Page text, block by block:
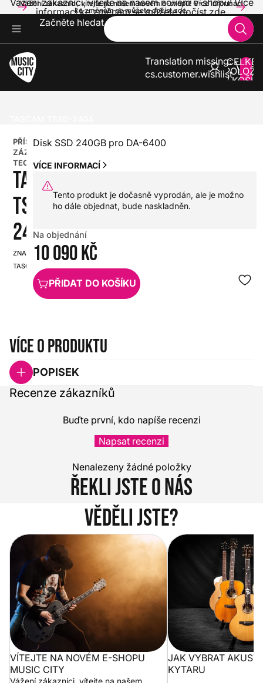
Vážení zákazníci, vítejte na našem novém e-shopu! Více informací
ke změnám se můžete dočíst zde.
Vážení zákazníci, vítejte na našem novém e-shopu! Více
informací ke změnám se můžete dočíst zde.
Začněte hledat
Translation missing:
cs.customer.wishlist
V
0
PŘÍSLUŠENSTVÍ
ZÁZNAMOVÉ
TECHNIKY
TASCAM
TSSD-
240A
ZNAČKA:
TASCAM
Disk SSD 240GB pro DA-6400
VÍCE INFORMACÍ
Tento produkt je dočasně vyprodán, ale je možno
ho dále objednat, bude naskladněn.
Na objednání
10 090 Kč
PŘIDAT DO KOŠÍKU
Více o produktu
POPISEK
Recenze zákazníků
Buďte první, kdo napíše recenzi
Napsat recenzi
Nenalezeny žádné položky
Řekli jste o nás
Věděli jste?
Vítejte na novém e-shopu Music
City
VÍTEJTE NA NOVÉM E-SHOPU
MUSIC CITY
Vážení zákazníci, vítejte na našem
Jak vybrat
JAK VYBRAT
KYTARU